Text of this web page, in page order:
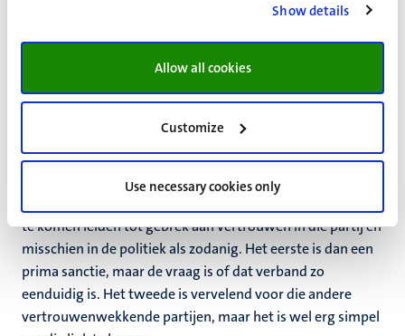
Show details
Allow all cookies
Customize
Use necessary cookies only
inderdaad hun specifieke beloftes moeten uitvoeren en
waarmaken. Bij voorbeeld omdat we dat netjes vinden
(voorkomen van ‘kiezersbedrog’) of omdat we vinden dat
partij die op grond van een programma verkiezingen wint.
Het laatste is juridisch in ieder geval niet juist: er is niet
een juridische binding, hoogstens een morele. Inderdaad
te komen leiden tot gebrek aan vertrouwen in die partij en
misschien in de politiek als zodanig. Het eerste is dan een
prima sanctie, maar de vraag is of dat verband zo
eenduidig is. Het tweede is vervelend voor die andere
vertrouwenwekkende partijen, maar het is wel erg simpel